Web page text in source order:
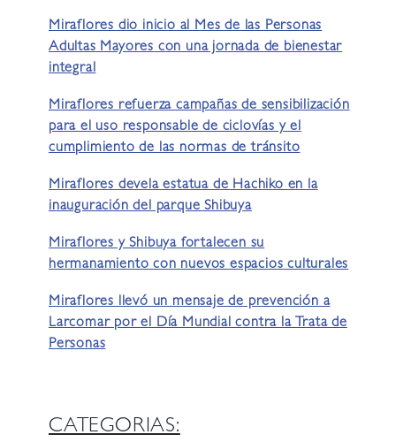
Miraflores dio inicio al Mes de las Personas
Adultas Mayores con una jornada de bienestar
integral
Miraflores refuerza campañas de sensibilización
para el uso responsable de ciclovías y el
cumplimiento de las normas de tránsito
Miraflores devela estatua de Hachiko en la
inauguración del parque Shibuya
Miraflores y Shibuya fortalecen su
hermanamiento con nuevos espacios culturales
Miraflores llevó un mensaje de prevención a
Larcomar por el Día Mundial contra la Trata de
Personas
CATEGORIAS: